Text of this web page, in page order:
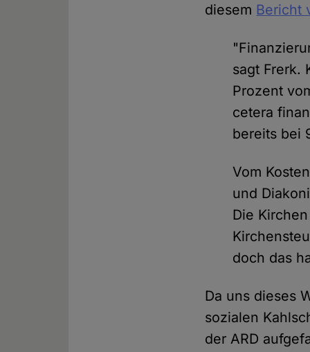
diesem Bericht
sagt Frerk.
Prozent
cetera
bereits bei
Vom
und
Die
doch das
Da uns dieses
sozialen
der ARD